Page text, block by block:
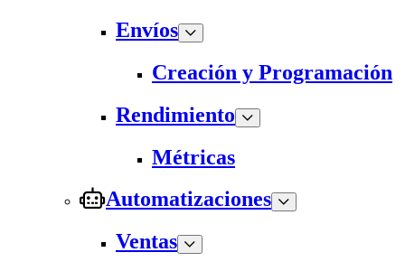
Envíos
Creación y Programación
Rendimiento
Métricas
Automatizaciones
Ventas